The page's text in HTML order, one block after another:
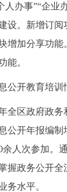
人办事”“企业
设。新增订
增加分享功能
能。
开教育培训
区政府政务
公开年报编制
余人次参加。
握政务公开
务水平。